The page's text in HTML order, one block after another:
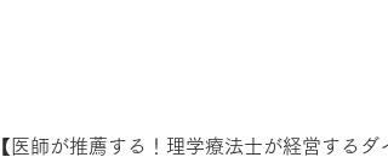
【医師が推薦する！理学療法士が経営する